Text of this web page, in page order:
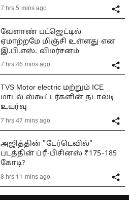
7 hrs 5 mins ago
வேளாண் பட்ஜெட்டில்
ஏமாற்றமே மிஞ்சி உள்ளது என
இ.பி.எஸ். விமர்சனம்
7 hrs 46 mins ago
TVS Motor electric மற்றும் ICE
மாடல் ஸ்கூட்டர்களின் தடாலடி
உயர்வு
7 hrs 47 mins ago
அஜித்தின் "டேர்டெவில்"
படத்தின் ப்ரீ-பிசினஸ் ₹175–185
கோடி?
8 hrs 11 mins ago